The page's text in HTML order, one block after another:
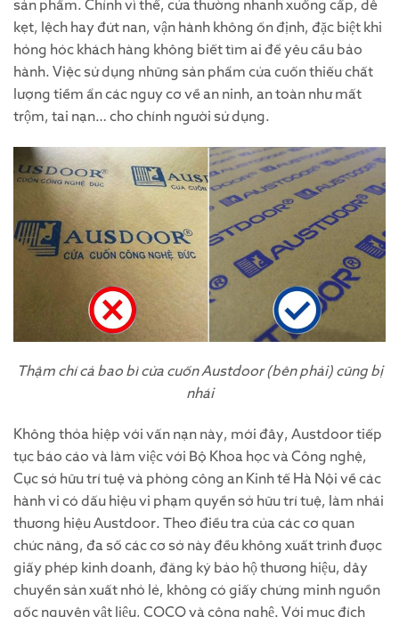
sản phẩm. Chính vì thế, cửa thường nhanh xuống cấp, dễ
kẹt, lệch hay đứt nan, vận hành không ổn định, đặc biệt khi
hỏng hóc khách hàng không biết tìm ai để yêu cầu bảo
hành. Việc sử dụng những sản phẩm cửa cuốn thiếu chất
lượng tiềm ẩn các nguy cơ về an ninh, an toàn như mất
trộm, tai nạn… cho chính người sử dụng.
Thậm chí cả bao bì cửa cuốn Austdoor (bên phải) cũng bị
nhái
Không thỏa hiệp với vấn nạn này, mới đây, Austdoor tiếp
tục báo cáo và làm việc với Bộ Khoa học và Công nghệ,
Cục sở hữu trí tuệ và phòng công an Kinh tế Hà Nội về các
hành vi có dấu hiệu vi phạm quyền sở hữu trí tuệ, làm nhái
thương hiệu Austdoor. Theo điều tra của các cơ quan
chức năng, đa số các cơ sở này đều không xuất trình được
giấy phép kinh doanh, đăng ký bảo hộ thương hiệu, dây
chuyền sản xuất nhỏ lẻ, không có giấy chứng minh nguồn
gốc nguyên vật liệu, COCQ và công nghệ. Với mục đích